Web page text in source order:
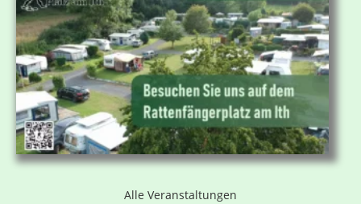
Alle Veranstaltungen